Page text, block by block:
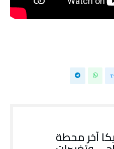
: بلجيكا آخر محطة